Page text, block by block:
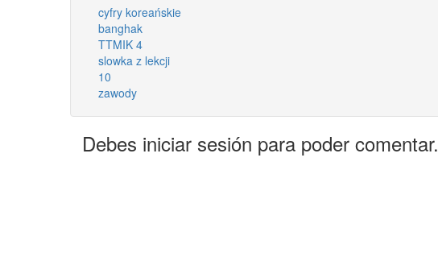
cyfry koreańskie
banghak
TTMIK 4
slowka z lekcji
10
zawody
Debes iniciar sesión para poder comentar.